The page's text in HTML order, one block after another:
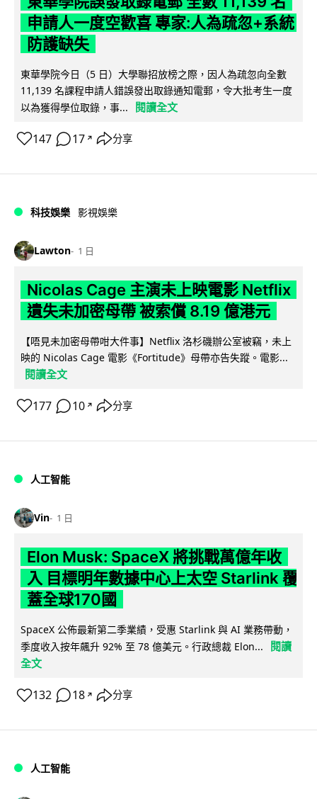
申請人一度空歡喜 專家:人為疏忽+系統
防護缺失
東華學院今日（5 日）大學聯招放榜之際，因人為疏忽向全數
11,139 名課程申請人錯誤發出取錄通知電郵，令大批考生一度
以為獲得學位取錄，事...
閱讀全文
147 17 ↗ 分享
科技娛樂 影視娛樂
Lawton 1 日
Nicolas Cage 主演未上映電影 Netflix
遺失未加密母帶 被索償 8.19 億港元
【唔見未加密母帶咁大件事】Netflix 洛杉磯辦公室被竊，未上
映的 Nicolas Cage 電影《Fortitude》母帶亦告失蹤。電影...
閱讀全文
177 10 ↗ 分享
人工智能
Vin 1 日
Elon Musk: SpaceX 將挑戰萬億年收
入 目標明年數據中心上太空 Starlink 覆
蓋全球170國
SpaceX 公佈最新第二季業績，受惠 Starlink 與 AI 業務帶動，
季度收入按年飆升 92% 至 78 億美元。行政總裁 Elon...
閱讀
全文
132 18 ↗ 分享
人工智能